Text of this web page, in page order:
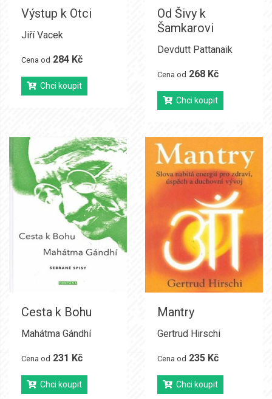
Výstup k Otci
Jiří Vacek
Cena od 284 Kč
Chci koupit
Od Šivy k
Šamkarovi
Devdutt Pattanaik
Cena od 268 Kč
Chci koupit
Cesta k Bohu
Mahátma Gándhí
Cena od 231 Kč
Chci koupit
Mantry
Gertrud Hirschi
Cena od 235 Kč
Chci koupit